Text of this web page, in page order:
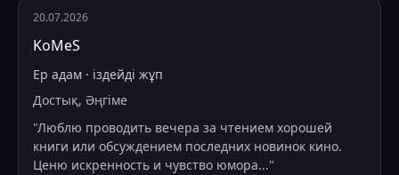
20.07.2026
KoMeS
Ер адам · іздейді жұп
Достық, Әңгіме
"Люблю проводить вечера за чтением хорошей
книги или обсуждением последних новинок кино.
Ценю искренность и чувство юмора..."